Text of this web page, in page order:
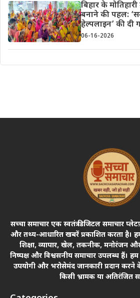
बिहार के
बनाने की पहल:
हेल्पलाइन’ की दी
06-16-2026
सच्चा समाचार एक स्वतंत्र डिजिटल समाचार
और तथ्य-आधारित खबरें प्रकाशित करता है।
शिक्षा, व्यापार, खेल, तकनीक, मनोरंजन
निष्पक्ष और विश्वसनीय समाचार उपलब्ध हैं।
उपयोगी और भरोसेमंद जानकारी प्रदान करने
किसी भ्रामक या अतिरंजित